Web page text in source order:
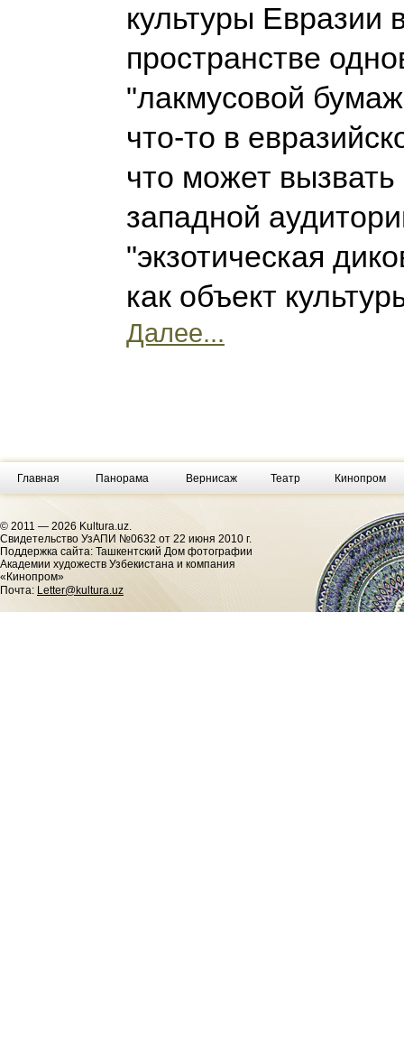
культуры Евразии
пространстве
"лакмусовой
что-то в
что может вызвать
западной
"экзотическая
как объект
Далее...
Главная Панорама Вернисаж Театр Кинопром
© 2011 — 2026 Kultura.uz.
Cвидетельство УзАПИ №0632 от 22 июня 2010 г.
Поддержка сайта: Ташкентский Дом фотографии
Академии художеств Узбекистана и компания
«Кинопром»
Почта: Letter@kultura.uz